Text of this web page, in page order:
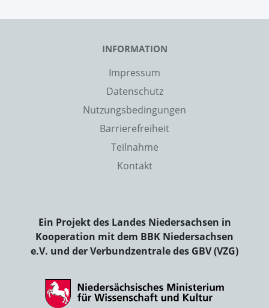
INFORMATION
Impressum
Datenschutz
Nutzungsbedingungen
Barrierefreiheit
Teilnahme
Kontakt
Ein Projekt des Landes Niedersachsen in
Kooperation mit dem BBK Niedersachsen
e.V. und der Verbundzentrale des GBV (VZG)